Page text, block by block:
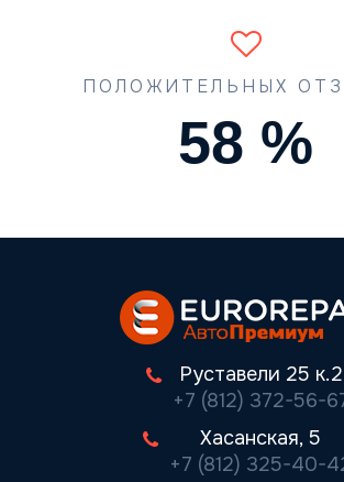
ПОЛОЖИТЕЛЬНЫХ
74 %
Руставели 25 к.2
+7 (812) 372-56-
Хасанская, 5
+7 (812) 325-40-